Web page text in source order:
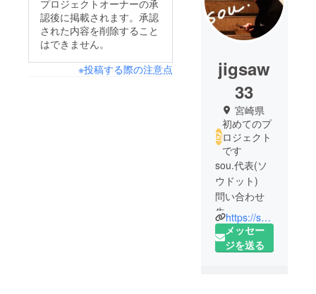
プロジェクトオーナーの承
認後に掲載されます。承認
された内容を削除すること
はできません。
※投稿する際の注意点
jigsaw
33
宮崎県
初めてのプ
ロジェクト
です
sou.代表(ソ
ウドット)
問い合わせ
先
yun._.papa
@me.com
https://soudot.base.shop/
メッセー
ジを送る